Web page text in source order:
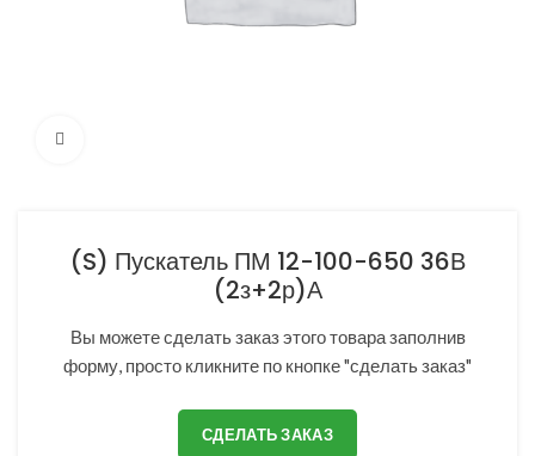
(S) Пускатель ПМ 12-100-650 36В
(2з+2р)А
Вы можете сделать заказ этого товара заполнив
форму, просто кликните по кнопке "сделать заказ"
СДЕЛАТЬ ЗАКАЗ